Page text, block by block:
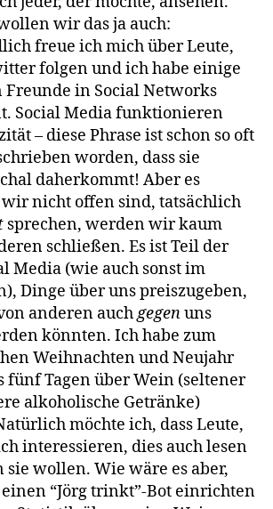
wir das ja auch:
freue ich mich über Leute,
folgen und ich habe einige
Freunde in Social Networks
Social Media funktionieren
– diese Phrase ist schon so oft
worden, dass sie
daherkommt! Aber es
nicht offen sind, tatsächlich
sprechen, werden wir kaum
schließen. Es ist Teil der
Media (wie auch sonst im
Dinge über uns preiszugeben,
anderen auchgegenuns
könnten. Ich habe zum
Weihnachten und Neujahr
fünf Tagen über Wein (seltener
alkoholische Getränke)
möchte ich, dass Leute,
interessieren, dies auch lesen
wollen. Wie wäre es aber,
“Jörg trinkt”-Bot einrichten